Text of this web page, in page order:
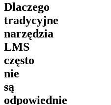
Dlaczego
tradycyjne
narzędzia
LMS
często
nie
są
odpowiednie